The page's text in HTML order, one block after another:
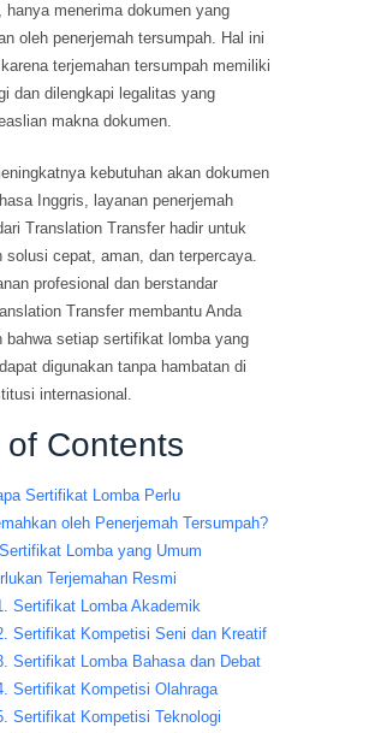
hanya menerima dokumen yang
oleh penerjemah tersumpah. Hal ini
terjemahan tersumpah memiliki
dan dilengkapi legalitas yang
makna dokumen.
kebutuhan akan dokumen
Inggris, layanan penerjemah
Translation Transfer hadir untuk
solusi cepat, aman, dan terpercaya.
profesional dan berstandar
Transfer membantu Anda
bahwa setiap sertifikat lomba yang
digunakan tanpa hambatan di
internasional.
of Contents
Sertifikat Lomba Perlu
oleh Penerjemah Tersumpah?
Lomba yang Umum
Terjemahan Resmi
Sertifikat Lomba Akademik
Sertifikat Kompetisi Seni dan Kreatif
Sertifikat Lomba Bahasa dan Debat
Sertifikat Kompetisi Olahraga
Sertifikat Kompetisi Teknologi